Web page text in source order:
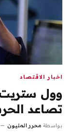
اخبار الاقتصاد
وول
تصاعد
بواسطة محرر المليون